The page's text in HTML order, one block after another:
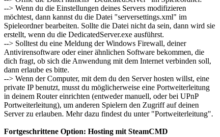
--> Wenn du die Einstellungen deines Servers modifizieren
möchtest, dann kannst du die Datei "serversettings.xml" im
Spieleordner bearbeiten. Sollte die Datei nicht da sein, dann wird sie
erstellt, wenn du die DedicatedServer.exe ausführst.
--> Solltest du eine Meldung der Windows Firewall, deiner
Antivirensoftware oder einer ähnlichen Software bekommen, die
dich fragt, ob sich die Anwendung mit dem Internet verbinden soll,
dann erlaube es bitte.
--> Wenn der Computer, mit dem du den Server hosten willst, eine
private IP benutzt, musst du möglicherweise eine Portweiterleitung
in deinem Router einrichten (entweder manuell, oder bei UPnP
Portweiterleitung), um anderen Spielern den Zugriff auf deinen
Server zu erlauben. Mehr dazu findest du unter "Portweiterleitung".
Fortgeschrittene Option: Hosting mit SteamCMD